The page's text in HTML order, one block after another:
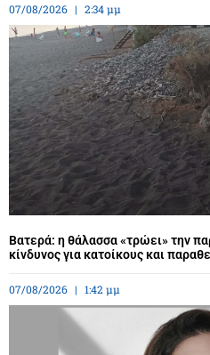
07/08/2026 2:34 μμ
Βατερά: η θάλασσα «τρώει» την
κίνδυνος για κατοίκους και
07/08/2026 1:42 μμ